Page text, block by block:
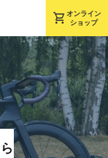
shopping_cart オンライン
ショップ